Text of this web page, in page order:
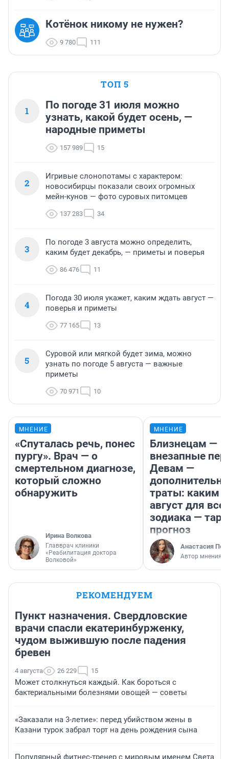
Котёнок никому не нужен?
9 780 111
ТОП 5
1
По погоде 31 июля можно
узнать, какой будет осень, —
народные приметы
157 989 15
2
Игривые слонопотамы с характером:
новосибирцы показали своих огромных
мейн-кунов — фото суровых питомцев
137 283 34
3
По погоде 3 августа можно определить,
каким будет декабрь, — приметы и поверья
86 476 11
4
Погода 30 июля укажет, каким ждать август —
поверья и приметы
77 165 13
5
Суровой или мягкой будет зима, можно
узнать по погоде 5 августа — важные
приметы
70 971 10
МНЕНИЕ
«Спуталась речь, понес
пургу». Врач — о
смертельном диагнозе,
который сложно
обнаружить
Ирина Волкова
Главврач клиники
«Реабилитация доктора
Волковой»
МНЕНИЕ
Близнецам —
внезапные
Девам —
траты: каким
август для
зодиака —
прогноз
Анастасия
Автор мнения
РЕКОМЕНДУЕМ
Пункт назначения. Свердловские
врачи спасли екатеринбурженку,
чудом выжившую после падения
бревен
4 августа 26 229 15
Может столкнуться каждый. Как бороться с
бактериальными болезнями овощей — советы
«Заказали на 3-летие»: перед убийством жены в
Казани турок забрал торт на день рождения сына
Популярный фитнес-тренер с мировым именем Света